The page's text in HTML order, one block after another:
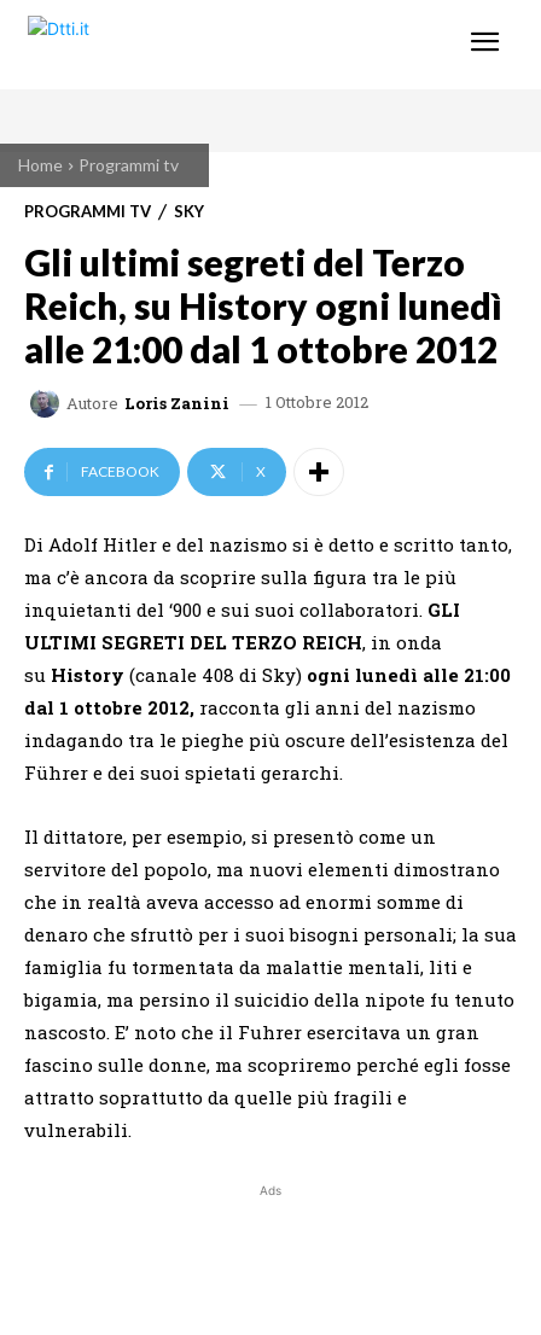
Home Programmi tv
PROGRAMMI TV SKY
Gli ultimi segreti del Terzo
Reich, su History ogni lunedì
alle 21:00 dal 1 ottobre 2012
Autore Loris Zanini 1 Ottobre 2012
FACEBOOK X
Di Adolf Hitler e del nazismo si è detto e scritto tanto,
ma c’è ancora da scoprire sulla figura tra le più
inquietanti del ‘900 e sui suoi collaboratori. GLI
ULTIMI SEGRETI DEL TERZO REICH, in onda
su History (canale 408 di Sky) ogni lunedì alle 21:00
dal 1 ottobre 2012, racconta gli anni del nazismo
indagando tra le pieghe più oscure dell’esistenza del
Führer e dei suoi spietati gerarchi.
Il dittatore, per esempio, si presentò come un
servitore del popolo, ma nuovi elementi dimostrano
che in realtà aveva accesso ad enormi somme di
denaro che sfruttò per i suoi bisogni personali; la sua
famiglia fu tormentata da malattie mentali, liti e
bigamia, ma persino il suicidio della nipote fu tenuto
nascosto. E’ noto che il Fuhrer esercitava un gran
fascino sulle donne, ma scopriremo perché egli fosse
attratto soprattutto da quelle più fragili e
vulnerabili.
Ads